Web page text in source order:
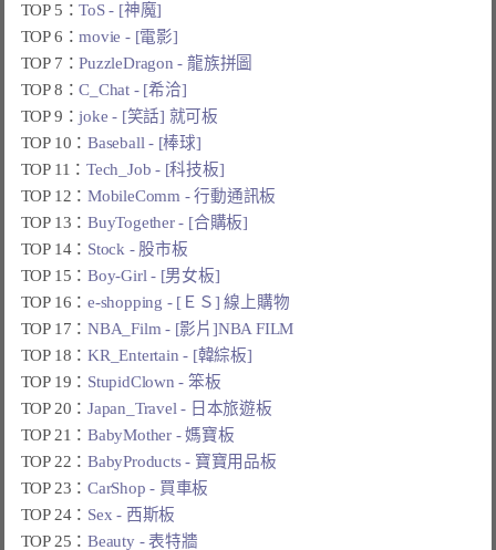
TOP 5：ToS - [神魔]
TOP 6：movie - [電影]
TOP 7：PuzzleDragon - 龍族拼圖
TOP 8：C_Chat - [希洽]
TOP 9：joke - [笑話] 就可板
TOP 10：Baseball - [棒球]
TOP 11：Tech_Job - [科技板]
TOP 12：MobileComm - 行動通訊板
TOP 13：BuyTogether - [合購板]
TOP 14： Stock - 股市板
TOP 15：Boy-Girl - [男女板]
TOP 16：e-shopping - [ＥＳ] 線上購物
TOP 17：NBA_Film - [影片]NBA FILM
TOP 18：KR_Entertain - [韓綜板]
TOP 19： StupidClown - 笨板
TOP 20：Japan_Travel - 日本旅遊板
TOP 21：BabyMother - 媽寶板
TOP 22：BabyProducts - 寶寶用品板
TOP 23：CarShop - 買車板
TOP 24： Sex - 西斯板
TOP 25：Beauty - 表特牆